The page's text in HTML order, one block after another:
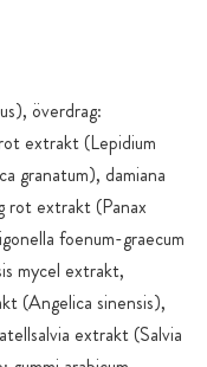
överdrag:
extrakt (Lepidium
granatum), damiana
rot extrakt (Panax
foenum-graecum
mycel extrakt,
(Angelica sinensis),
extrakt (Salvia